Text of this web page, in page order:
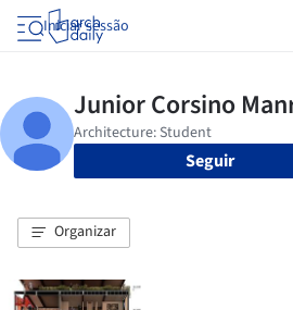
Iniciar sessão
Seguir
Organizar